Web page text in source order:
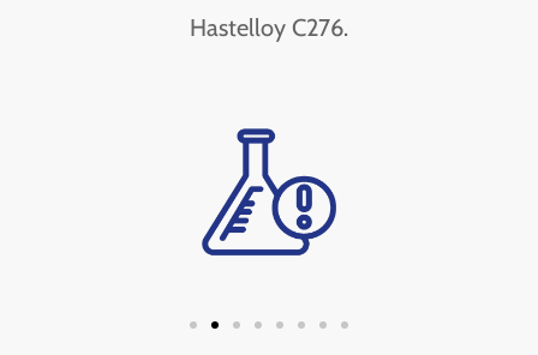
Hastelloy C276.